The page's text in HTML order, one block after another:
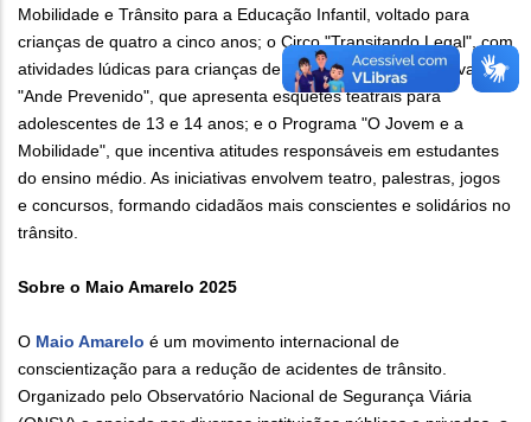
Mobilidade e Trânsito para a Educação Infantil, voltado para
crianças de quatro a cinco anos; o Circo "Transitando Legal", com
atividades lúdicas para crianças de oito a 10 anos; a Caravana
"Ande Prevenido", que apresenta esquetes teatrais para
adolescentes de 13 e 14 anos; e o Programa "O Jovem e a
Mobilidade", que incentiva atitudes responsáveis em estudantes
do ensino médio. As iniciativas envolvem teatro, palestras, jogos
e concursos, formando cidadãos mais conscientes e solidários no
trânsito.
Sobre o Maio Amarelo 2025
O Maio Amarelo é um movimento internacional de
conscientização para a redução de acidentes de trânsito.
Organizado pelo Observatório Nacional de Segurança Viária